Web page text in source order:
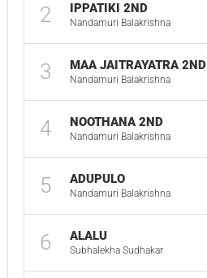
2 IPPATIKI 2ND
Nandamuri Balakrishna
3 MAA JAITRAYATRA 2ND
Nandamuri Balakrishna
4 NOOTHANA 2ND
Nandamuri Balakrishna
5 ADUPULO
Nandamuri Balakrishna
6 ALALU
Subhalekha Sudhakar